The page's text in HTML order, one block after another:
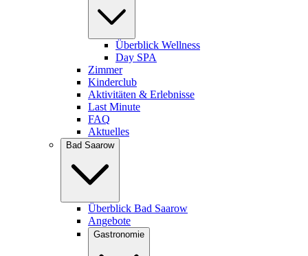
Überblick Wellness
Day SPA
Zimmer
Kinderclub
Aktivitäten & Erlebnisse
Last Minute
FAQ
Aktuelles
Bad Saarow
Überblick Bad Saarow
Angebote
Gastronomie